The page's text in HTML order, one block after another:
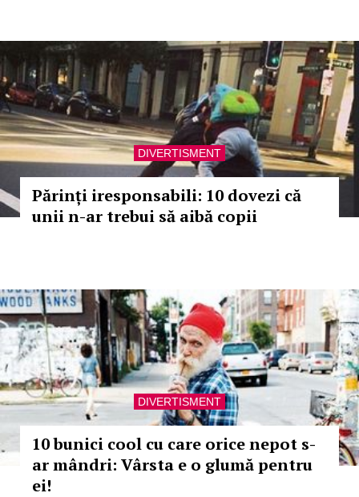
DIVERTISMENT
Părinți iresponsabili: 10 dovezi că
unii n-ar trebui să aibă copii
DIVERTISMENT
10 bunici cool cu care orice nepot s-
ar mândri: Vârsta e o glumă pentru
ei!